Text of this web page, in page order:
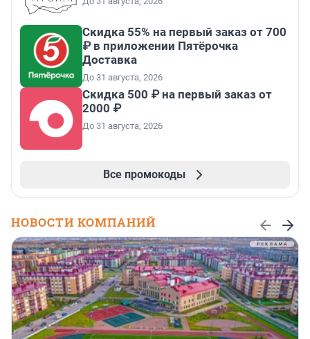
Скидка 55% на первый заказ от 700
₽ в приложении Пятёрочка
Доставка
До 31 августа, 2026
Скидка 500 ₽ на первый заказ от
2000 ₽
До 31 августа, 2026
Все промокоды
НОВОСТИ КОМПАНИЙ